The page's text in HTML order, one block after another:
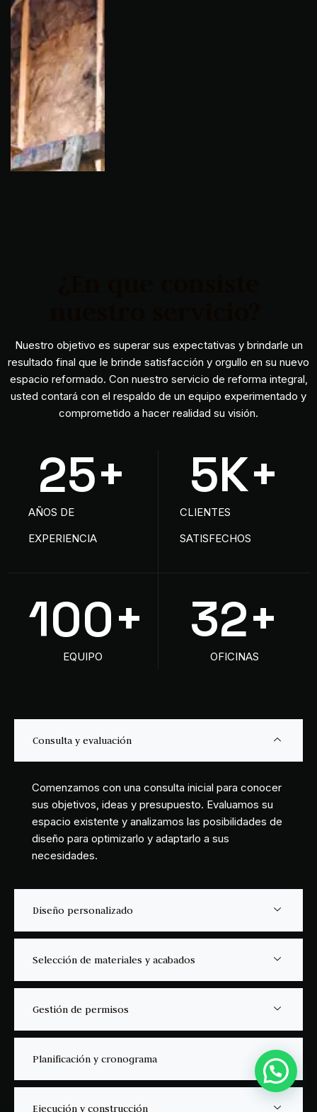
nuestro servicio?
Nuestro objetivo es superar sus expectativas y brindarle un
resultado final que le brinde satisfacción y orgullo en su nuevo
espacio reformado. Con nuestro servicio de reforma integral,
usted contará con el respaldo de un equipo experimentado y
AÑOS DE
25+
CLIENTES
5K+
100+ 32+
Consulta y evaluación
Comenzamos con una consulta inicial para conocer
sus objetivos, ideas y presupuesto. Evaluamos su
espacio existente y analizamos las posibilidades de
diseño para optimizarlo y adaptarlo a sus
Diseño personalizado
Selección de materiales y acabados
Gestión de permisos
Planificación y cronograma